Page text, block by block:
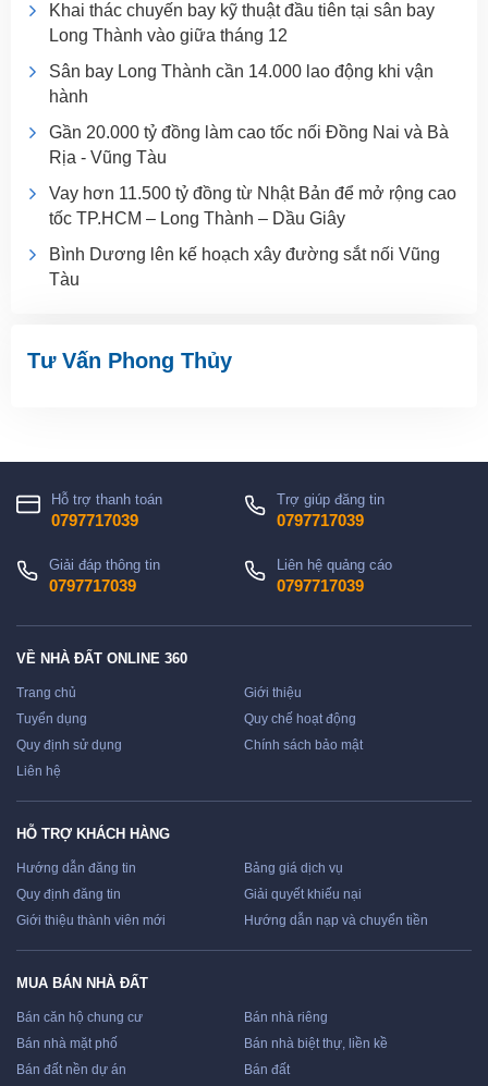
Khai thác chuyến bay kỹ thuật đầu tiên tại sân bay
Long Thành vào giữa tháng 12
Sân bay Long Thành cần 14.000 lao động khi vận
hành
Gần 20.000 tỷ đồng làm cao tốc nối Đồng Nai và Bà
Rịa - Vũng Tàu
Vay hơn 11.500 tỷ đồng từ Nhật Bản để mở rộng cao
tốc TP.HCM – Long Thành – Dầu Giây
Bình Dương lên kế hoạch xây đường sắt nối Vũng
Tàu
Tư Vấn Phong Thủy
Hỗ trợ thanh toán
0797717039
Trợ giúp đăng tin
0797717039
Giải đáp thông tin
0797717039
Liên hệ quảng cáo
0797717039
VỀ NHÀ ĐẤT ONLINE 360
Trang chủ
Giới thiệu
Tuyển dụng
Quy chế hoạt động
Quy định sử dụng
Chính sách bảo mật
Liên hệ
HỖ TRỢ KHÁCH HÀNG
Hướng dẫn đăng tin
Bảng giá dịch vụ
Quy định đăng tin
Giải quyết khiếu nại
Giới thiệu thành viên mới
Hướng dẫn nạp và chuyển tiền
MUA BÁN NHÀ ĐẤT
Bán căn hộ chung cư
Bán nhà riêng
Bán nhà mặt phố
Bán nhà biệt thự, liền kề
Bán đất nền dự án
Bán đất